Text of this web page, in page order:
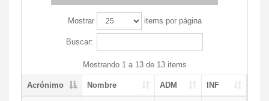
Mostrar items por página
Buscar:
Mostrando 1 a 13 de 13 items
Acrónimo Nombre ADM INF